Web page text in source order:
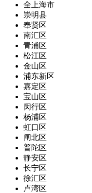
全上海市
崇明县
奉贤区
南汇区
青浦区
松江区
金山区
浦东新区
嘉定区
宝山区
闵行区
杨浦区
虹口区
闸北区
普陀区
静安区
长宁区
徐汇区
卢湾区